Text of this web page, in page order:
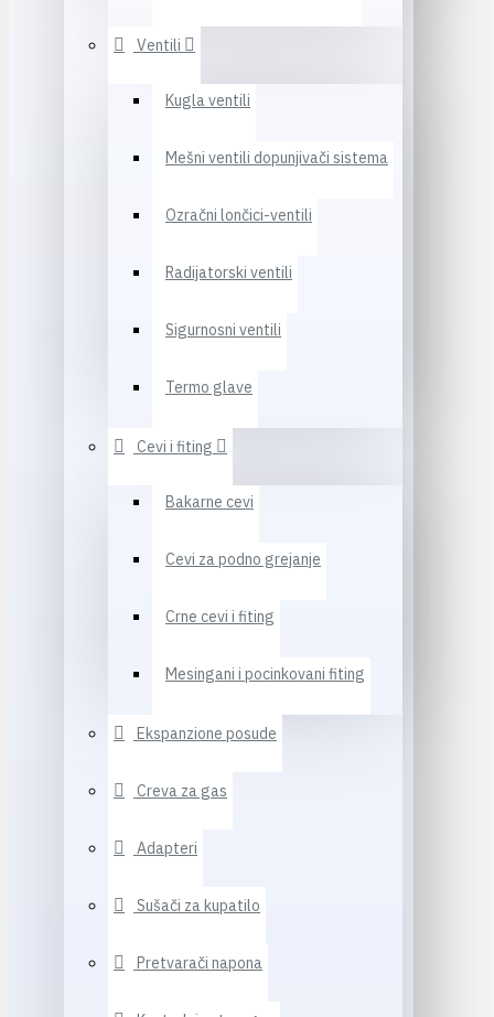
Ventili
Kugla ventili
Mešni ventili dopunjivači sistema
Ozračni lončici-ventili
Radijatorski ventili
Sigurnosni ventili
Termo glave
Cevi i fiting
Bakarne cevi
Cevi za podno grejanje
Crne cevi i fiting
Mesingani i pocinkovani fiting
Ekspanzione posude
Creva za gas
Adapteri
Sušači za kupatilo
Pretvarači napona